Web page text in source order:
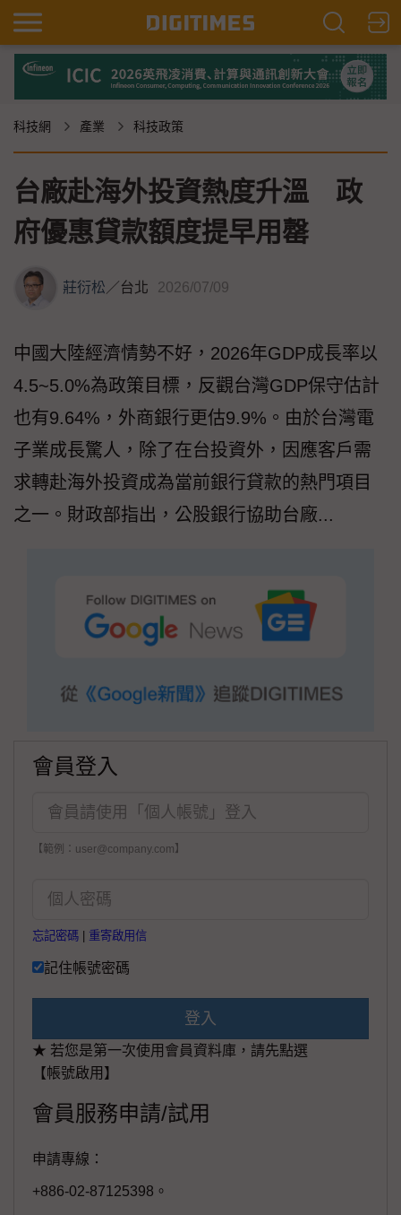
科技網 產業 科技政策
台廠赴海外投資熱度升溫 政
府優惠貸款額度提早用罄
莊衍松／台北 2026/07/09
中國大陸經濟情勢不好，2026年GDP成長率以
4.5~5.0%為政策目標，反觀台灣GDP保守估計
也有9.64%，外商銀行更估9.9%。由於台灣電
子業成長驚人，除了在台投資外，因應客戶需
求轉赴海外投資成為當前銀行貸款的熱門項目
之一。財政部指出，公股銀行協助台廠...
會員登入
【範例：user@company.com】
忘記密碼 重寄啟用信
記住帳號密碼
登入
★ 若您是第一次使用會員資料庫，請先點選
【帳號啟用】
會員服務申請/試用
申請專線：
+886-02-87125398。